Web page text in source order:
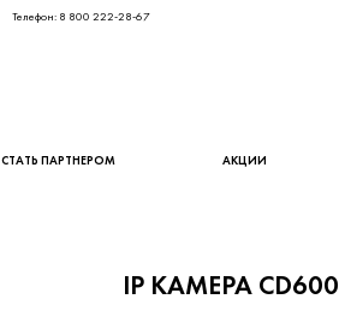
Телефон: 8 800 222-28-67
СТАТЬ ПАРТНЕРОМ АКЦИИ
IP КАМЕРА CD600